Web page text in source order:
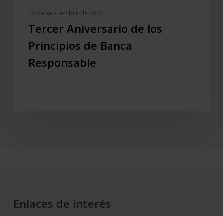
22 de septiembre de 2022
Tercer Aniversario de los
Principios de Banca
Responsable
Enlaces de interés